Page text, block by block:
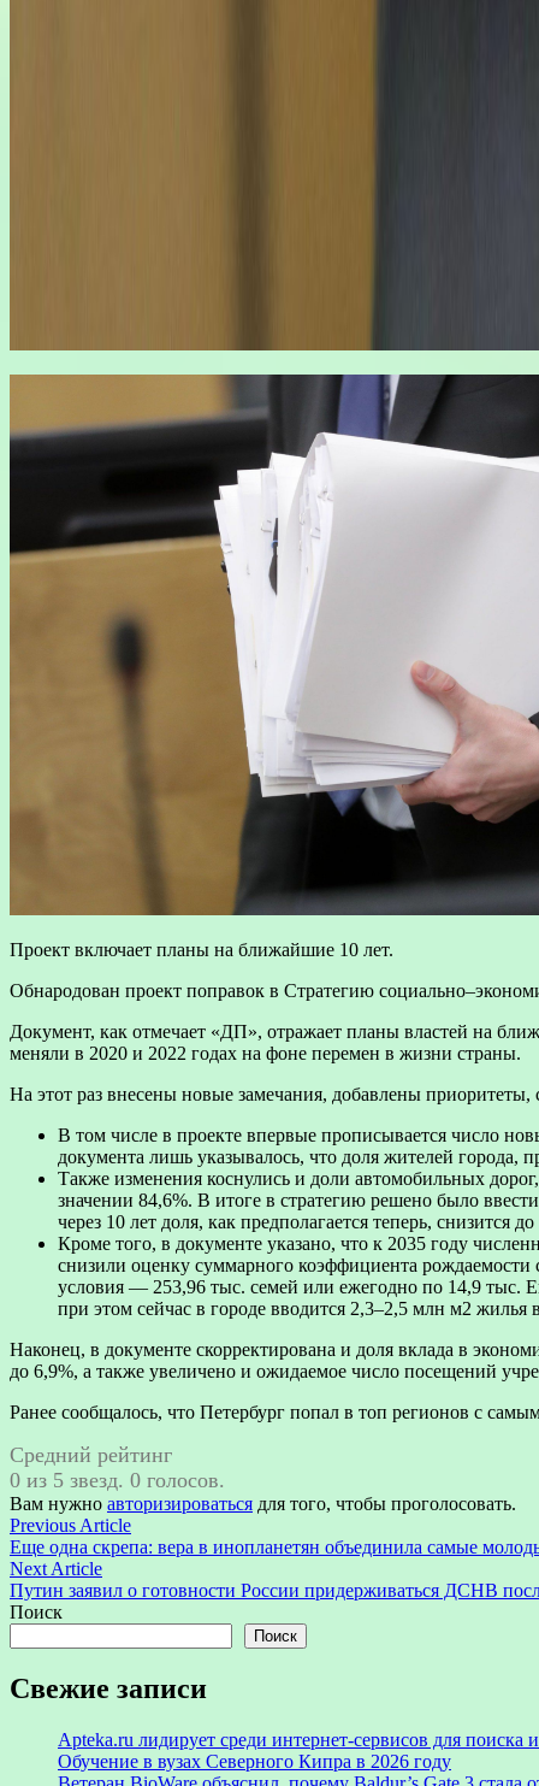
Проект включает планы на ближайшие 10 лет.
Обнародован проект поправок в Стратегию
Документ, как отмечает «ДП», отражает планы властей на
меняли в 2020 и 2022 годах на фоне перемен в жизни страны.
На этот раз внесены новые замечания, добавлены
В том числе в проекте впервые прописывается число
документа лишь указывалось, что доля жителей
Также изменения коснулись и доли автомобильных
значении 84,6%. В итоге в стратегию решено было
через 10 лет доля, как предполагается теперь, снизится
Кроме того, в документе указано, что к 2035 году
снизили оценку суммарного коэффициента
условия — 253,96 тыс. семей или ежегодно по 14,9 тыс.
при этом сейчас в городе вводится 2,3–2,5 млн м2 жилья
Наконец, в документе скорректирована и доля вклада в
до 6,9%, а также увеличено и ожидаемое число посещений
Ранее сообщалось, что Петербург попал в топ регионов с
Средний рейтинг
0 из 5 звезд. 0 голосов.
Вам нужно авторизироваться для того, чтобы проголосовать.
Навигация
по
записям
Previous ArticlePrevious
article:
Еще одна скрепа: вера в инопланетян объединила самые
Next ArticleNext
article:
Путин заявил о готовности России придерживаться ДСНВ
Поиск
Поиск
Свежие записи
Apteka.ru лидирует среди интернет-сервисов для поиска
Обучение в вузах Северного Кипра в 2026 году